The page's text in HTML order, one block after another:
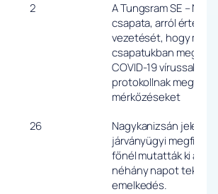
2
A Tungsram SE –
csapata, arról
vezetését, hogy mind
csapatukban
COVID-19 vírussal,
protokollnak
mérkőzéseket
26
Nagykanizsán
járványügyi
főnél mutatták ki a
néhány napot
emelkedés.